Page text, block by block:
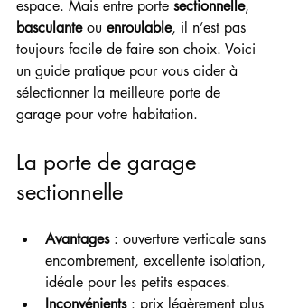
espace. Mais entre porte sectionnelle,
basculante ou enroulable, il n’est pas
toujours facile de faire son choix. Voici
un guide pratique pour vous aider à
sélectionner la meilleure porte de
garage pour votre habitation.
La porte de garage
sectionnelle
Avantages : ouverture verticale sans
encombrement, excellente isolation,
idéale pour les petits espaces.
Inconvénients : prix légèrement plus